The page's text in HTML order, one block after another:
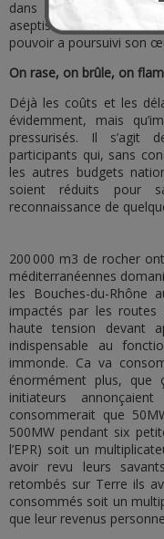
dans l’indifférence
aseptisé et formaté, le
pouvoir a poursuivi son
On rase, on brûle, on
Déjà les coûts et les
évidemment, mais
pressurisés. Il s’agit
participants qui, sans
les autres budgets
soient réduits pour
reconnaissance de
200 000 m3 de rocher
méditerranéennes
les Bouches-du-Rhône
impactés par les routes
haute tension devant
indispensable au
immonde. Ca va
énormément plus,
initiateurs
consommerait que
500MW pendant six
l’EPR) soit un
avoir revu leurs
retombés sur Terre ils
consommés soit un
que leur revenus